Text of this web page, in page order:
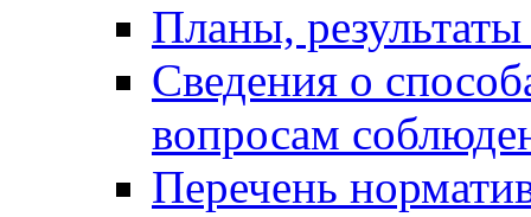
Планы,
Сведения о
вопросам
Перечень